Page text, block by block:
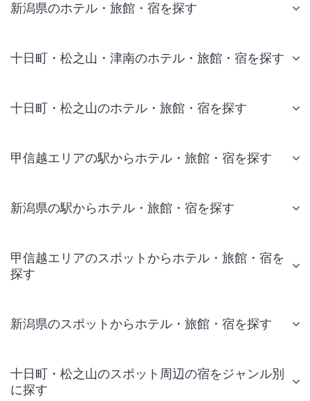
新潟県のホテル・旅館・宿を探す
十日町・松之山・津南のホテル・旅館・宿を探す
十日町・松之山のホテル・旅館・宿を探す
甲信越エリアの駅からホテル・旅館・宿を探す
新潟県の駅からホテル・旅館・宿を探す
甲信越エリアのスポットからホテル・旅館・宿を
探す
新潟県のスポットからホテル・旅館・宿を探す
十日町・松之山のスポット周辺の宿をジャンル別
に探す